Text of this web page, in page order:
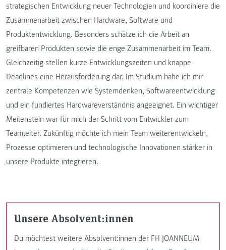
strategischen Entwicklung neuer Technologien und koordiniere die
Zusammenarbeit zwischen Hardware, Software und
Produktentwicklung. Besonders schätze ich die Arbeit an
greifbaren Produkten sowie die enge Zusammenarbeit im Team.
Gleichzeitig stellen kurze Entwicklungszeiten und knappe
Deadlines eine Herausforderung dar. Im Studium habe ich mir
zentrale Kompetenzen wie Systemdenken, Softwareentwicklung
und ein fundiertes Hardwareverständnis angeeignet. Ein wichtiger
Meilenstein war für mich der Schritt vom Entwickler zum
Teamleiter. Zukünftig möchte ich mein Team weiterentwickeln,
Prozesse optimieren und technologische Innovationen stärker in
unsere Produkte integrieren.
Unsere Absolvent:innen
Du möchtest weitere Absolvent:innen der FH JOANNEUM